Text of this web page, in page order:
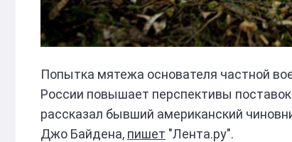
Попытка мятежа основателя частной
России повышает перспективы
рассказал бывший американский
Джо Байдена, пишет "Лента.ру".